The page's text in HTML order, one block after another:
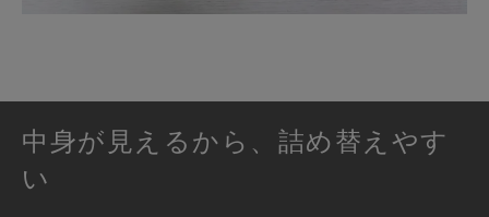
中身が見えるから、詰め替えやす
い